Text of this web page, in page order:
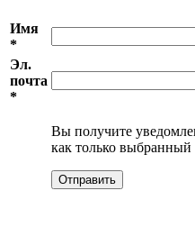
Имя
*
Эл.
почта
*
Вы получите
как только